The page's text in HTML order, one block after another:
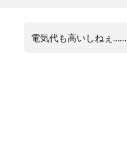
電気代も高いしねぇ……